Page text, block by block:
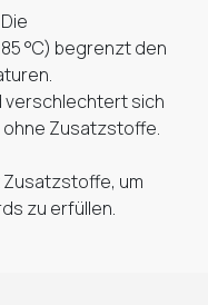
°C) begrenzt den
verschlechtert sich
Zusatzstoffe.
um
zu erfüllen.